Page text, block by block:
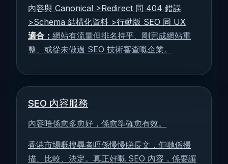
內容與 Canonical >Redirect 同 404 錯誤
>Schema 結構化資料 >行動版 SEO 同 UX
適合： 網站有流量但排名持平、剛完成網站重
整、或從未做過 SEO 技術審查嘅企業。
SEO 內容服務
內容唔係愈多愈好，係愈準確愈有效。
香港市場嘅搜尋者唔係慢慢睇長文，佢哋係掃
描、比較、決定。真正好嘅 SEO 內容，係要讓